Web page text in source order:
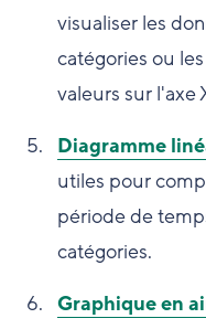
visualiser les
catégories ou
valeurs sur l'axe
Diagramme
utiles pour
période de
catégories.
Graphique en